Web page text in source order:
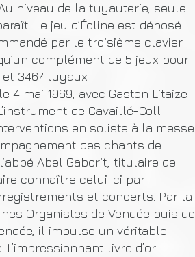
niveau de la tuyauterie, seule
Le jeu d’Éoline est déposé
par le troisième clavier
complément de 5 jeux pour
3467 tuyaux.
4 mai 1969, avec Gaston Litaize
de Cavaillé-Coll
en soliste à la messe
des chants de
Abel Gaborit, titulaire de
connaître celui-ci par
et concerts. Par la
Organistes de Vendée puis de
il impulse un véritable
livre d’or